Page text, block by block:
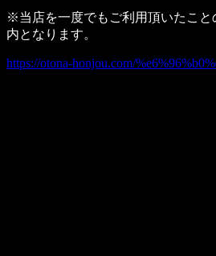
※当店を一度でもご利用頂いたこと
内となります。
https://otona-honjou.com/